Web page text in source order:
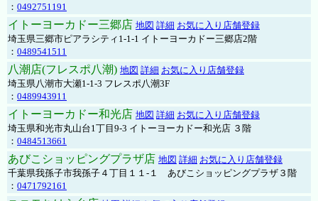
： 0492751191
イトーヨーカドー三郷店 地図 詳細 お気に入り店舗登録
埼玉県三郷市ピアラシティ1-1-1 イトーヨーカドー三郷店2階
： 0489541511
八潮店(フレスポ八潮) 地図 詳細 お気に入り店舗登録
埼玉県八潮市大瀬1-1-3 フレスポ八潮3F
： 0489943911
イトーヨーカドー和光店 地図 詳細 お気に入り店舗登録
埼玉県和光市丸山台1丁目9-3 イトーヨーカドー和光店 ３階
： 0484513661
あびこショッピングプラザ店 地図 詳細 お気に入り店舗登録
千葉県我孫子市我孫子４丁目１１-１ あびこショッピングプラザ３階
： 0471792161